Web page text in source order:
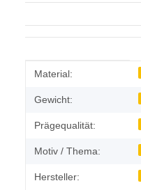
Produkteigenschaft
Wert
Material:
Gewicht:
Prägequalität:
Motiv / Thema:
Hersteller: